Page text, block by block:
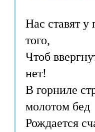
Нас ставят у
того,
Чтоб
нет!
В горниле
молотом бед
Рождается